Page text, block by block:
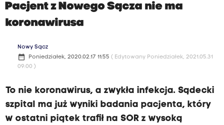
Pacjent z Nowego Sącza nie ma
koronawirusa
Nowy Sącz
date_range Poniedziałek, 2020.02.17 11:55 ( Edytowany Poniedziałek, 2021.05.31
09:00 )
To nie koronawirus, a zwykła infekcja. Sądecki
szpital ma już wyniki badania pacjenta, który
w ostatni piątek trafił na SOR z wysoką